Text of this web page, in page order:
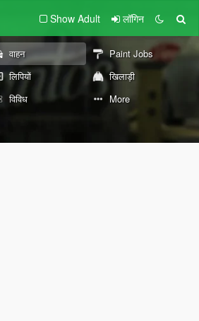
Show Adult लॉगिन
वाहन
Paint Jobs
लिपियों
खिलाड़ी
विविध More